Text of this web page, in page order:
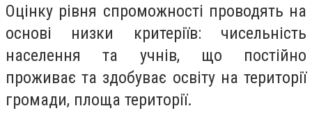
Оцінку рівня спроможності проводять на
основі низки критеріїв: чисельність
населення та учнів, що постійно
проживає та здобуває освіту на території
громади, площа території.